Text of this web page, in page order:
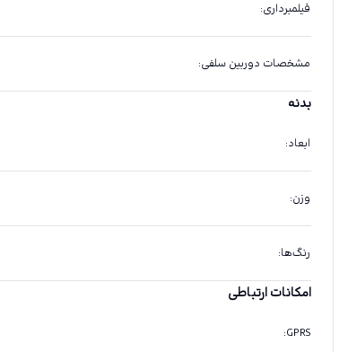
فیلمبرداری:
مشخصات دوربین سلفی:
بدنه
ابعاد:
وزن:
رنگ‌ها:
امکانات ارتباطی
GPRS
: